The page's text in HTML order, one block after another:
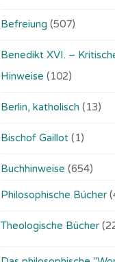
Befreiung (507)
Benedikt XVI. –
Hinweise (102)
Berlin, katholisch (13)
Bischof Gaillot (1)
Buchhinweise (654)
Philosophische Bücher
Theologische Bücher